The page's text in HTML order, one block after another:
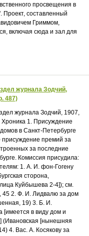
просвещения в
Проект, составленный
Гриммом,
включая сюда и зал для
журнала Зодчий,
487)
журнала Зодчий, 1907,
Хроника 1. Присуждение
в Санкт-Петербурге
присуждение премий за
за последние
Комиссия присудила:
1. А. И. фон-Гогену
сторона,
Куйбышева 2-4]); см.
45 2. Ф. И. Лидвалю за дом
19) 3. Б. И.
[имеется в виду дом и
(Ивановская [нынешняя
4. Вас. А. Косякову за